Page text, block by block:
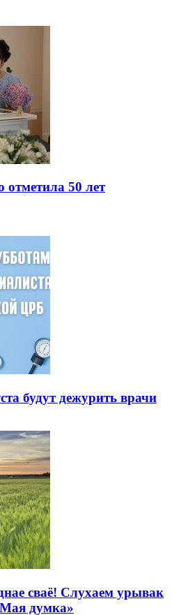
отметила 50 лет
будут дежурить врачи
сваё! Слухаем урывак
думка»